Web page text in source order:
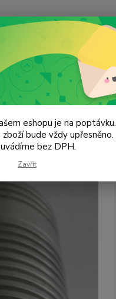
odpor
eshopu je na poptávku.
bude vždy upřesněno.
bez DPH.
Zavřít